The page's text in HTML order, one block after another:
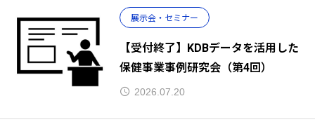
展示会・セミナー
【受付終了】KDBデータを活用した
保健事業事例研究会（第4回）
2026.07.20